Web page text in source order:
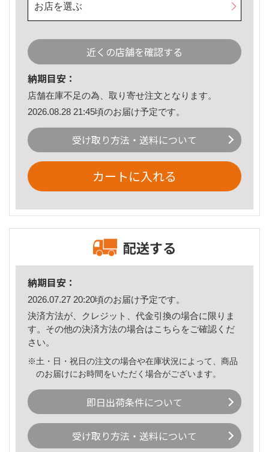
お店を選ぶ
近くの店舗を確認する
納期目安：
店舗在庫不足の為、取り寄せ注文となります。
2026.08.28 21:45頃のお届け予定です。
受け取り方法・送料について
カートに入れる
配送する
納期目安：
2026.07.27 20:20頃のお届け予定です。
決済方法が、クレジット、代金引換の場合に限りま
す。その他の決済方法の場合はこちら をご確認くだ
さい。
※土・日・祝日の注文の場合や在庫状況によって、商品
のお届けにお時間をいただく場合がございます。
即日出荷条件について
受け取り方法・送料について